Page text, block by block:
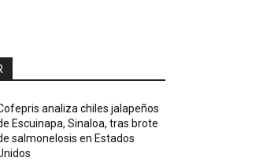
analiza chiles jalapeños
Escuinapa, Sinaloa, tras brote
salmonelosis en Estados